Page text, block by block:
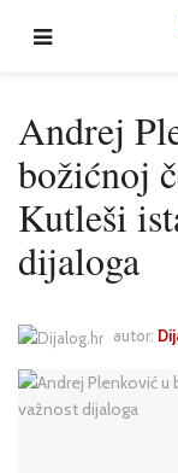
Andrej
božićnoj
Kutleši
dijaloga
autor: